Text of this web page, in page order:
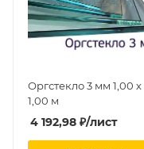
Оргстекло 3 мм 1,00 х
1,00 м
4 192,98 ₽/лист